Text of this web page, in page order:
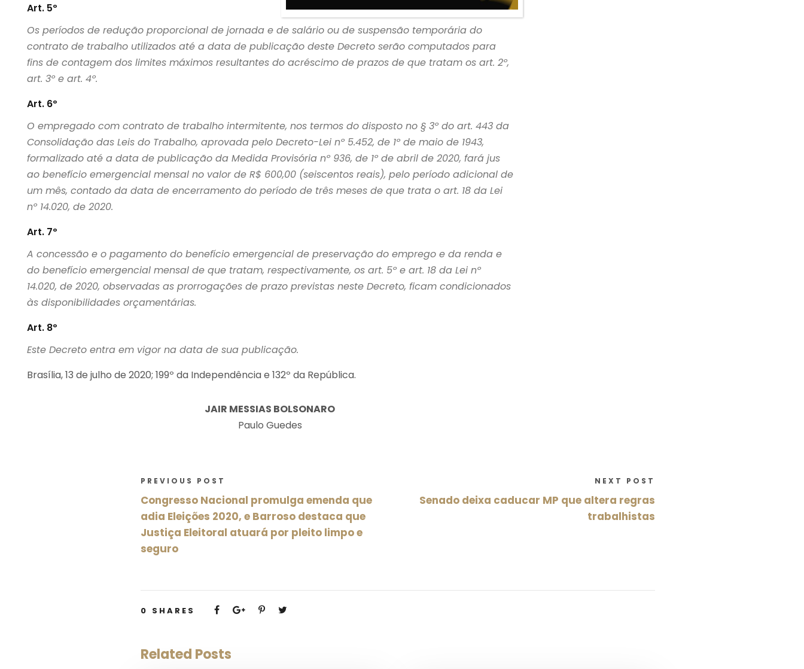
Art. 5º
Os períodos de redução proporcional de jornada e de salário ou de suspensão temporária do
contrato de trabalho utilizados até a data de publicação deste Decreto serão computados para
fins de contagem dos limites máximos resultantes do acréscimo de prazos de que tratam os art. 2º,
art. 3º e art. 4º.
Art. 6º
O empregado com contrato de trabalho intermitente, nos termos do disposto no § 3º do art. 443 da
Consolidação das Leis do Trabalho, aprovada pelo Decreto-Lei nº 5.452, de 1º de maio de 1943,
formalizado até a data de publicação da Medida Provisória nº 936, de 1º de abril de 2020, fará jus
ao benefício emergencial mensal no valor de R$ 600,00 (seiscentos reais), pelo período adicional de
um mês, contado da data de encerramento do período de três meses de que trata o art. 18 da Lei
nº 14.020, de 2020.
Art. 7º
A concessão e o pagamento do benefício emergencial de preservação do emprego e da renda e
do benefício emergencial mensal de que tratam, respectivamente, os art. 5º e art. 18 da Lei nº
14.020, de 2020, observadas as prorrogações de prazo previstas neste Decreto, ficam condicionados
às disponibilidades orçamentárias.
Art. 8º
Este Decreto entra em vigor na data de sua publicação.
Brasília, 13 de julho de 2020; 199º da Independência e 132º da República.
JAIR MESSIAS BOLSONARO
Paulo Guedes
PREVIOUS POST
Congresso Nacional promulga emenda que
adia Eleições 2020, e Barroso destaca que
Justiça Eleitoral atuará por pleito limpo e
seguro
NEXT POST
Senado deixa caducar MP que altera regras
trabalhistas
0 SHARES
Related Posts